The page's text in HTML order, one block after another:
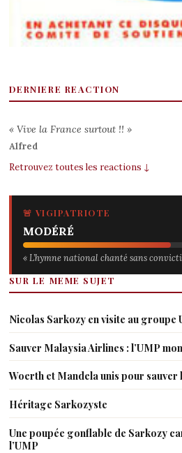
DERNIERE REACTION
« Vive la France surtout !! »
Alfred
Retrouvez toutes les reactions ↓
🚨 VIGIPATRIOTE
MODÉRÉ
« L’hymne national chanté sans
SUR LE MEME SUJET
Nicolas Sarkozy en visite au groupe
Sauver Malaysia Airlines : l’UMP
Woerth et Mandela unis pour sauver
Héritage Sarkozyste
Une poupée gonflable de Sarkozy
l’UMP